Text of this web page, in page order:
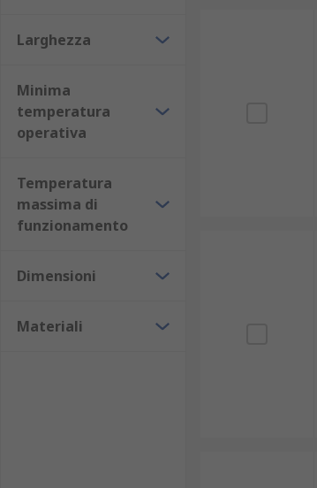
Larghezza
Minima
temperatura
operativa
Temperatura
massima di
funzionamento
Dimensioni
Materiali